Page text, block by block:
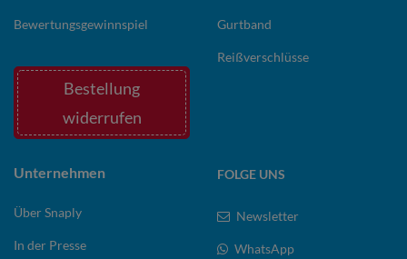
Bewertungsgewinnspiel
Bestellung
widerrufen
Gurtband
Reißverschlüsse
Unternehmen
Über Snaply
In der Presse
FOLGE UNS
Newsletter
WhatsApp